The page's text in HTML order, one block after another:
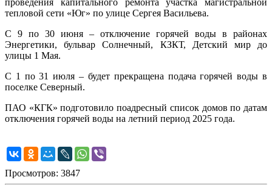
проведения капитального ремонта участка магистральной
тепловой сети «Юг» по улице Сергея Васильева.
С 9 по 30 июня – отключение горячей воды в районах
Энергетики, бульвар Солнечный, КЗКТ, Детский мир до
улицы 1 Мая.
С 1 по 31 июля – будет прекращена подача горячей воды в
поселке Северный.
ПАО «КГК» подготовило поадресный список домов по датам
отключения горячей воды на летний период 2025 года.
Просмотров: 3847